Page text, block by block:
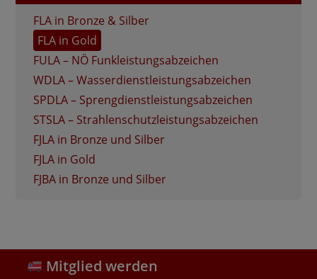
FLA in Bronze & Silber
FLA in Gold
FULA – NÖ Funkleistungsabzeichen
WDLA – Wasserdienstleistungsabzeichen
SPDLA – Sprengdienstleistungsabzeichen
STSLA – Strahlenschutzleistungsabzeichen
FJLA in Bronze und Silber
FJLA in Gold
FJBA in Bronze und Silber
Mitglied werden